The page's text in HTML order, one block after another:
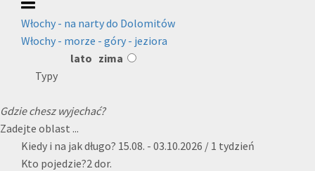
Włochy - na narty do Dolomitów
Włochy - morze - góry - jeziora
lato zima
Typy
Gdzie chesz wyjechać?
Zadejte oblast ...
Kiedy i na jak długo? 15.08. - 03.10.2026 / 1 tydzień
Kto pojedzie?2 dor.